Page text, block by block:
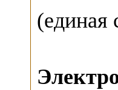
(единая